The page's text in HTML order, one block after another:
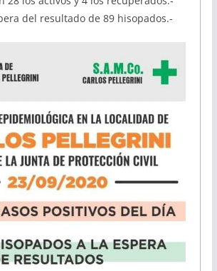
del resultado de 89 hisopados.-